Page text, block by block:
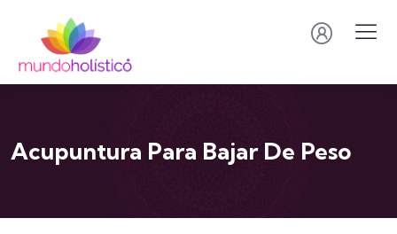
Acupuntura Para Bajar De Peso